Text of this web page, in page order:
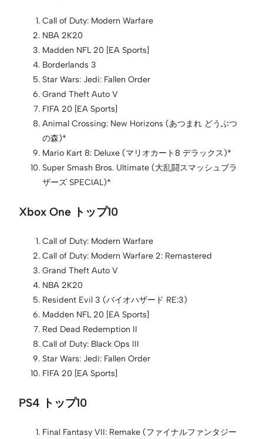
Call of Duty: Modern Warfare
NBA 2K20
Madden NFL 20 [EA Sports]
Borderlands 3
Star Wars: Jedi: Fallen Order
Grand Theft Auto V
FIFA 20 [EA Sports]
Animal Crossing: New Horizons (あつまれ どうぶつ
の森)*
Mario Kart 8: Deluxe (マリオカート8 デラックス)*
Super Smash Bros. Ultimate (大乱闘スマッシュブラ
ザーズ SPECIAL)*
Xbox One トップ10
Call of Duty: Modern Warfare
Call of Duty: Modern Warfare 2: Remastered
Grand Theft Auto V
NBA 2K20
Resident Evil 3 (バイオハザード RE:3)
Madden NFL 20 [EA Sports]
Red Dead Redemption II
Call of Duty: Black Ops III
Star Wars: Jedi: Fallen Order
FIFA 20 [EA Sports]
PS4 トップ10
Final Fantasy VII: Remake (ファイナルファンタジー